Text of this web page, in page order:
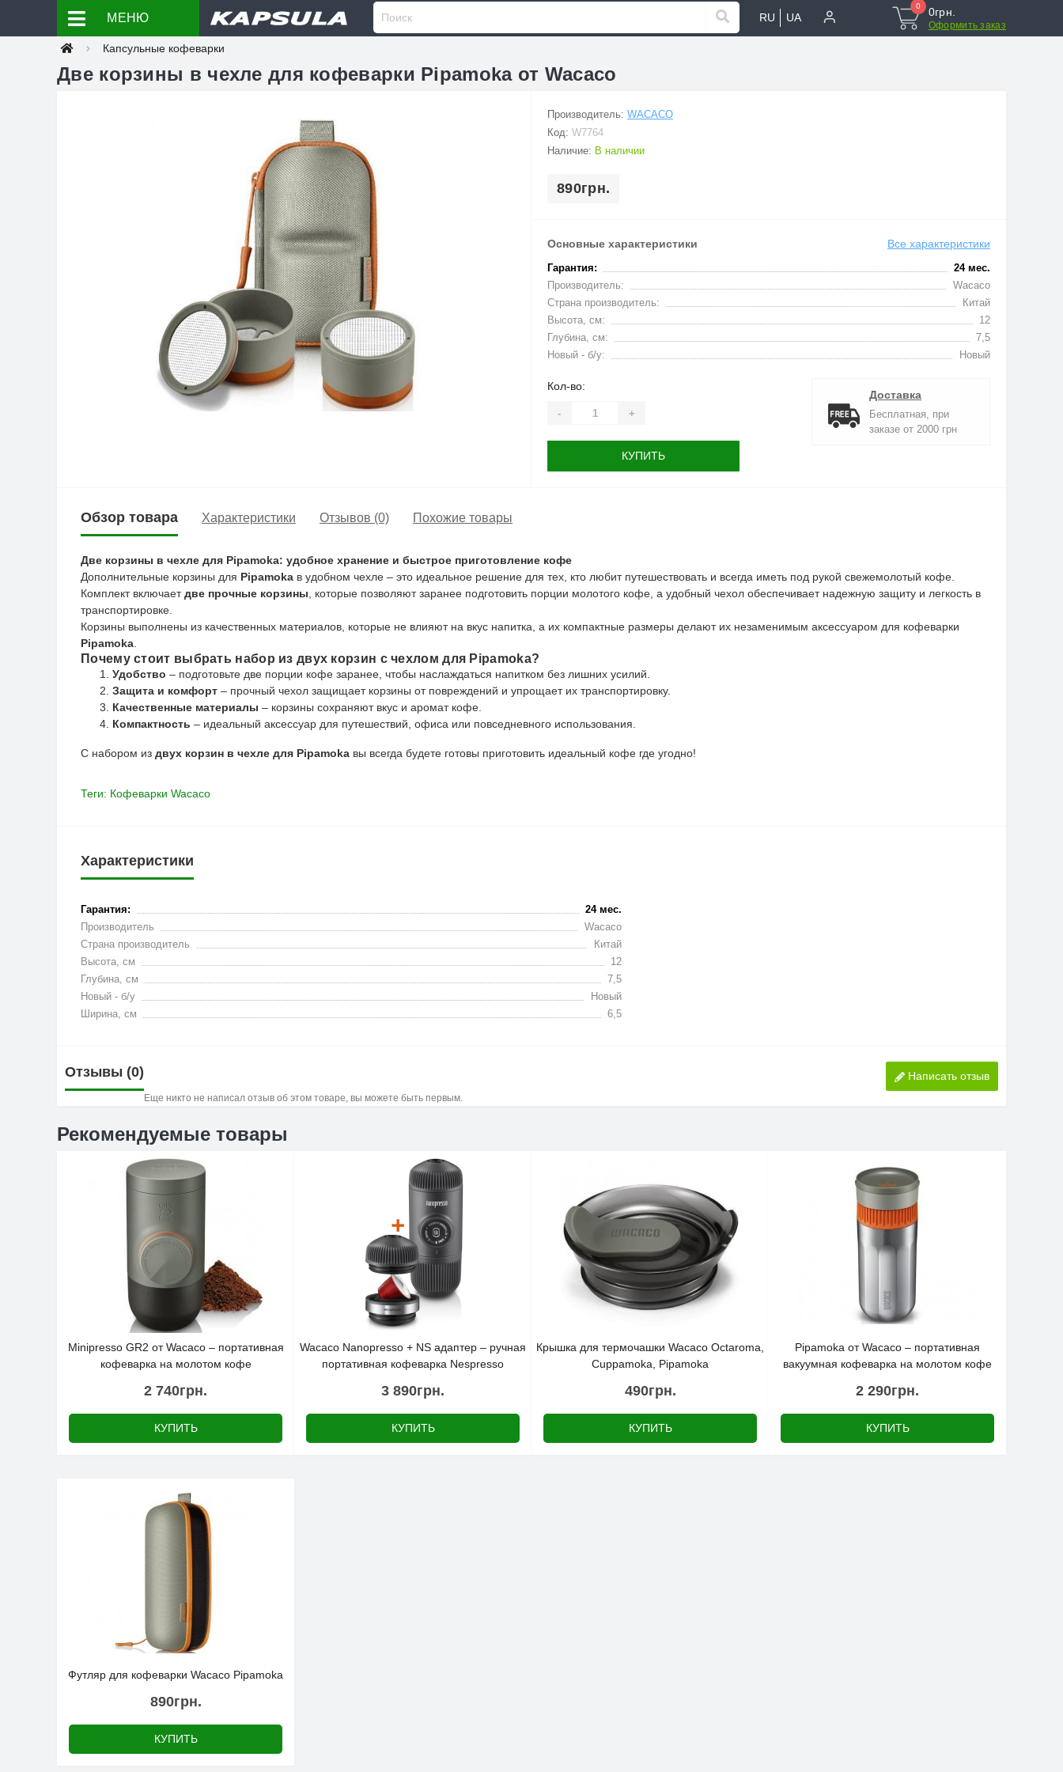
МЕНЮ RU UA
0 0грн.
Оформить заказ
Капсульные кофеварки
Две корзины в чехле для кофеварки Pipamoka от Wacaco
Производитель: WACACO
Код: W7764
Наличие: В наличии
890грн.
Основные характеристики Все характеристики
Гарантия:
24 мес.
Производитель:
Wacaco
Страна производитель:
Китай
Высота, см:
12
Глубина, см:
7,5
Новый - б/у:
Новый
Кол-во:
- +
КУПИТЬ
Доставка
Бесплатная, при
заказе от 2000 грн
Обзор товара Характеристики Отзывов (0) Похожие товары
Две корзины в чехле для Pipamoka: удобное хранение и быстрое приготовление кофе
Дополнительные корзины для Pipamoka в удобном чехле – это идеальное решение для тех, кто любит путешествовать и всегда иметь под рукой свежемолотый кофе.
Комплект включаетдве прочные корзины , которые позволяют заранее подготовить порции молотого кофе, а удобный чехол обеспечивает надежную защиту и легкость в
транспортировке.
Корзины выполнены из качественных материалов, которые не влияют на вкус напитка, а их компактные размеры делают их незаменимым аксессуаром для кофеварки
Pipamoka
Почему стоит выбрать набор из двух корзин с чехлом для Pipamoka?
Удобство – подготовьте две порции кофе заранее, чтобы наслаждаться напитком без лишних усилий.
Защита и комфорт – прочный чехол защищает корзины от повреждений и упрощает их транспортировку.
Качественные материалы – корзины сохраняют вкус и аромат кофе.
Компактность – идеальный аксессуар для путешествий, офиса или повседневного использования.
С набором из двух корзин в чехле для Pipamoka вы всегда будете готовы приготовить идеальный кофе где угодно!
Теги: Кофеварки Wacaco
Характеристики
Гарантия:
24 мес.
Производитель
Wacaco
Страна производитель
Китай
Высота, см
12
Глубина, см
7,5
Новый - б/у
Новый
Ширина, см
6,5
Отзывы (0) Написать отзыв
Еще никто не написал отзыв об этом товаре, вы можете быть первым.
Рекомендуемые товары
Minipresso GR2 от Wacaco – портативная
кофеварка на молотом кофе
2 740грн.
КУПИТЬ
Wacaco Nanopresso + NS адаптер – ручная
портативная кофеварка Nespresso
3 890грн.
КУПИТЬ
Крышка для термочашки Wacaco Octaroma,
Cuppamoka, Pipamoka
490грн.
КУПИТЬ
Pipamoka от Wacaco – портативная
вакуумная кофеварка на молотом кофе
2 290грн.
КУПИТЬ
Футляр для кофеварки Wacaco Pipamoka
890грн.
КУПИТЬ